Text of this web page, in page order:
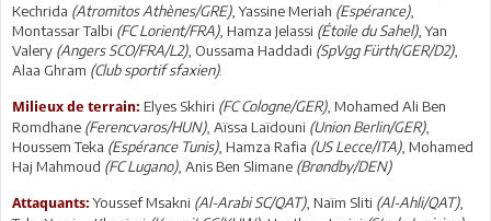
Kechrida (Atromitos Athènes/GRE), Yassine Meriah (Espérance),
Montassar Talbi (FC Lorient/FRA), Hamza Jelassi (Étoile du Sahel), Yan
Valery (Angers SCO/FRA/L2), Oussama Haddadi (SpVgg Fürth/GER/D2),
Alaa Ghram (Club sportif sfaxien).
Milieux de terrain: Elyes Skhiri (FC Cologne/GER), Mohamed Ali Ben
Romdhane (Ferencvaros/HUN), Aïssa Laïdouni (Union Berlin/GER),
Houssem Teka (Espérance Tunis), Hamza Rafia (US Lecce/ITA), Mohamed
Haj Mahmoud (FC Lugano), Anis Ben Slimane (Brøndby/DEN)
Attaquants: Youssef Msakni (Al-Arabi SC/QAT), Naïm Sliti (Al-Ahli/QAT),